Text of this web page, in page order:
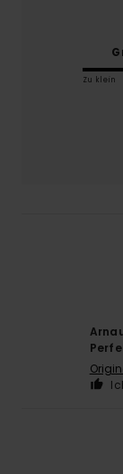
Zu klein